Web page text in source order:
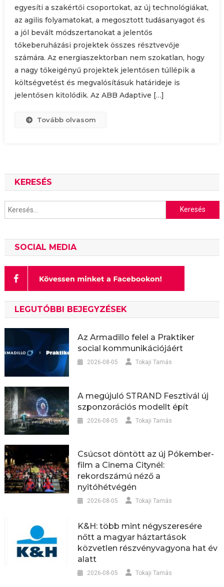
egyesíti a szakértői csoportokat, az új technológiákat,
az agilis folyamatokat, a megosztott tudásanyagot és
a jól bevált módszertanokat a jelentős
tőkeberuházási projektek összes résztvevője
számára. Az energiaszektorban nem szokatlan, hogy
a nagy tőkeigényű projektek jelentősen túllépik a
költségvetést és megvalósításuk határideje is
jelentősen kitolódik. Az ABB Adaptive […]
Tovább olvasom
KERESÉS
Keresés:
SOCIAL MEDIA
LEGUTÓBBI BEJEGYZÉSEK
Az Armadillo felel a Praktiker
social kommunikációjáért
2026-08-05 Tokaji Tamás
A megújuló STRAND Fesztivál új
szponzorációs modellt épít
2026-08-05 Tokaji Tamás
Csúcsot döntött az új Pókember-
film a Cinema Citynél:
rekordszámú néző a
nyitóhétvégén
2026-08-05 Tokaji Tamás
K&H: több mint négyszeresére
nőtt a magyar háztartások
közvetlen részvényvagyona hat év
alatt
2026-08-05 Tokaji Tamás